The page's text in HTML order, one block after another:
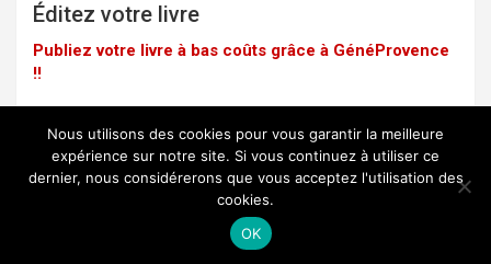
Éditez votre livre
Publiez votre livre à bas coûts grâce à GénéProvence
!!
Mentions légales
Copyright © 2025 - GénéProvence
Nous utilisons des cookies pour vous garantir la meilleure
expérience sur notre site. Si vous continuez à utiliser ce
dernier, nous considérerons que vous acceptez l'utilisation des
cookies.
OK